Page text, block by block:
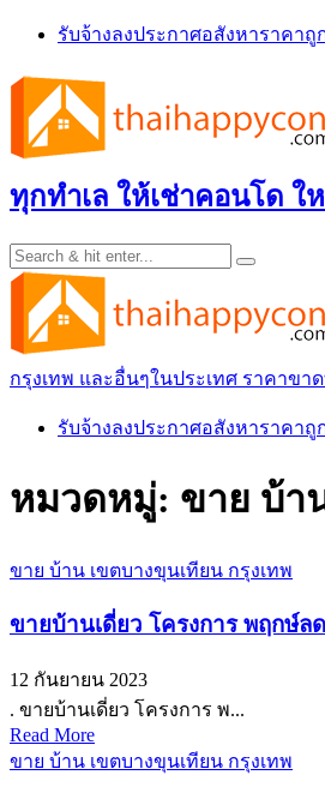
Skip
content
รับจ้างลงประกาศอสังหาราคา
ทุกทำเล ให้เช่าคอนโด ใ
กรุงเทพ และอื่นๆในประเทศ ราคาขา
รับจ้างลงประกาศอสังหาราคา
หมวดหมู่: ขาย บ้า
ขาย บ้าน เขตบางขุนเทียน กรุงเทพ
ขายบ้านเดี่ยว โครงการ พฤกษ์ล
12 กันยายน 2023
. ขายบ้านเดี่ยว โครงการ พ...
Read More
ขาย บ้าน เขตบางขุนเทียน กรุงเทพ